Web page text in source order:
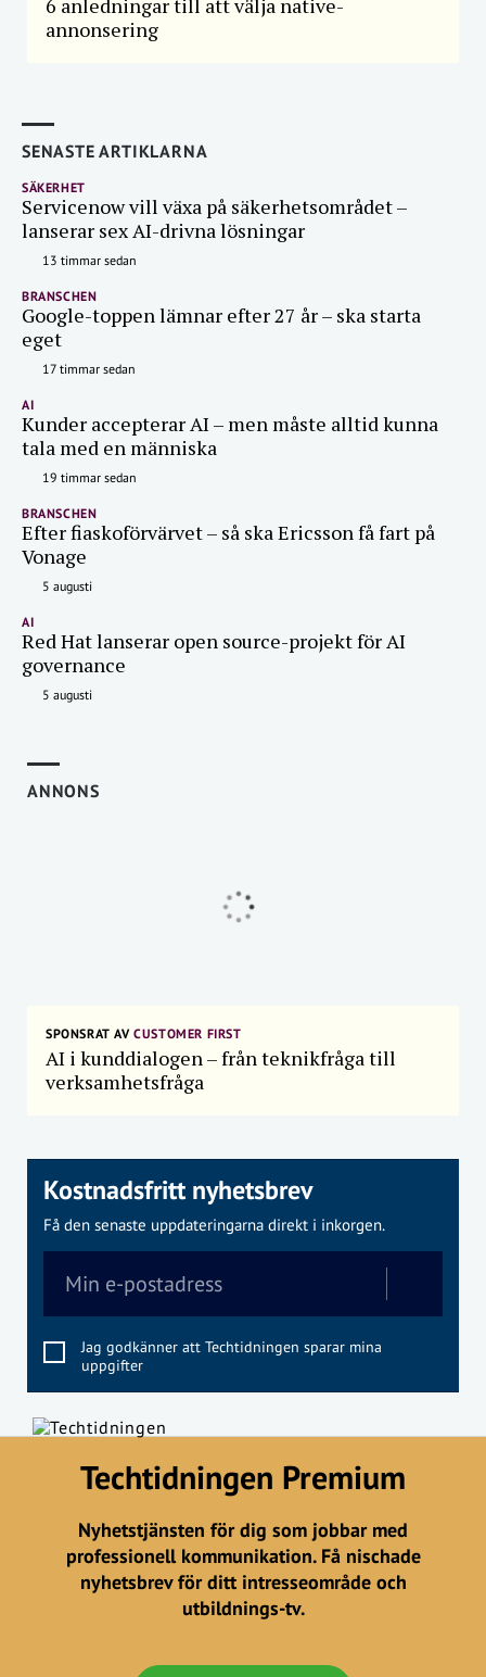
6 anledningar till att välja native-
annonsering
SENASTE ARTIKLARNA
SÄKERHET
Servicenow vill växa på säkerhetsområdet –
lanserar sex AI-drivna lösningar
13 timmar sedan
BRANSCHEN
Google-toppen lämnar efter 27 år – ska starta
eget
17 timmar sedan
AI
Kunder accepterar AI – men måste alltid kunna
tala med en människa
19 timmar sedan
BRANSCHEN
Efter fiaskoförvärvet – så ska Ericsson få fart på
Vonage
5 augusti
AI
Red Hat lanserar open source-projekt för AI
governance
5 augusti
ANNONS
SPONSRAT AVCUSTOMER FIRST
AI i kunddialogen – från teknikfråga till
verksamhetsfråga
Kostnadsfritt nyhetsbrev
Få den senaste uppdateringarna direkt i inkorgen.
Jag godkänner att Techtidningen sparar mina
uppgifter
Techtidningen Premium
Nyhetstjänsten för dig som jobbar med
professionell kommunikation. Få nischade
nyhetsbrev för ditt intresseområde och
utbildnings-tv.